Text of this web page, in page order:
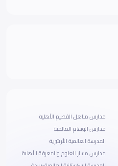
مدارس مناهل القصيم الأهلية
مدارس الوسام العالمية
المدرسة العالمية الأريتيرية
مدارس مسار العلوم والمعرفة الأهلية